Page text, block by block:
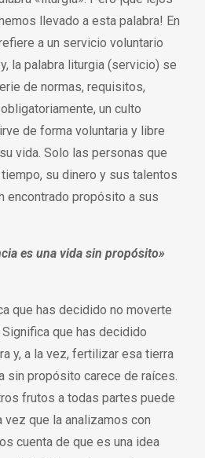
llevado a esta palabra! En
a un servicio voluntario
la palabra liturgia (servicio) se
de normas, requisitos,
un culto
de forma voluntaria y libre
vida. Solo las personas que
su dinero y sus talentos
encontrado propósito a sus
es una vida sin propósito»
que has decidido no moverte
Significa que has decidido
y, a la vez, fertilizar esa tierra
sin propósito carece de raíces.
frutos a todas partes puede
vez que la analizamos con
cuenta de que es una idea